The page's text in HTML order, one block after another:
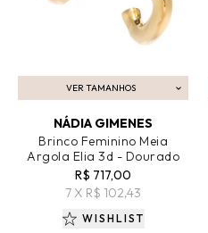
VER TAMANHOS
ADICIONAR AO CARRINHO
NÁDIA GIMENES
Brinco Feminino Meia
Argola Elia 3d - Dourado
R$ 717,00
7 X R$ 102,43
WISHLIST